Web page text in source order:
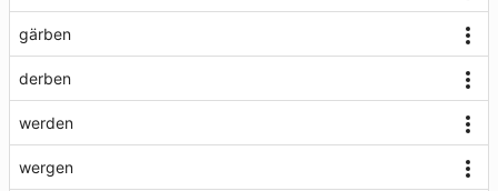
gärben
derben
werden
wergen